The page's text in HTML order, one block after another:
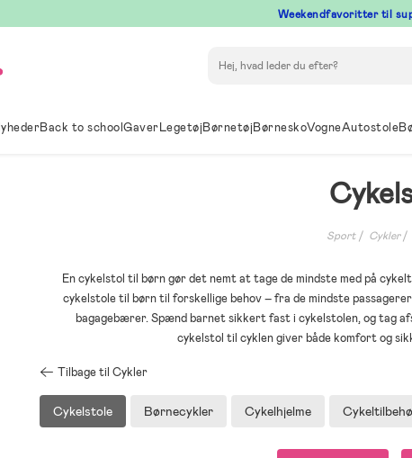
Weekendfavoritter til
Back to schoolGaverLegetøjBørnetøjBørneskoVogneAutostole
Sport Cykler
En cykelstol til børn gør det nemt at tage de mindste med på
cykelstole til børn til forskellige behov – fra de mindste
bagagebærer. Spænd barnet sikkert fast i cykelstolen, og tag
cykelstol til cyklen giver både komfort og
Tilbage til Cykler
Cykelstole Børnecykler Cykelhjelme